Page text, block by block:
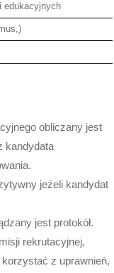
edukacyjnych
obliczany jest
kandydata
jeżeli kandydat
jest protokół.
rekrutacyjnej,
z uprawnień,